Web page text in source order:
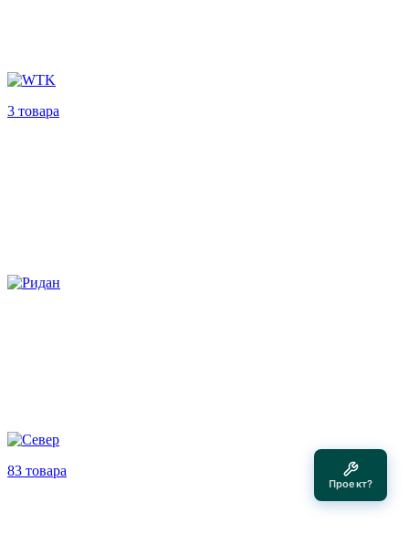
3 товара
83 товара
Проект?